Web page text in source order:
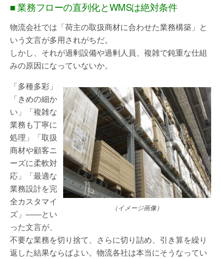
■ 業務フローの直列化とWMSは絶対条件
物流会社では「荷主の取扱商材に合わせた業務構築」と
いう文言が多用されがちだ。
しかし、それが過剰設備や過剰人員、複雑で鈍重な仕組
みの原因になっていないか。
（イメージ画像）
「多種多彩」
「きめの細か
い」「複雑な
業務も丁寧に
処理」「取扱
商材や顧客ニ
ーズに柔軟対
応」「最適な
業務設計を完
全カスタマイ
ズ」――とい
った文言が、
不要な業務を切り捨て、さらに切り詰め、引き算を繰り
返した結果ならばよい。物流各社は本当にそうなってい